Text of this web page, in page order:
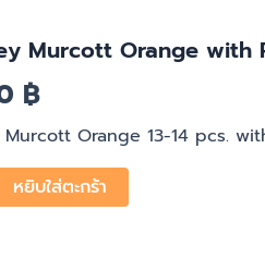
Murcott Orange with
฿
Orange 13-14 pcs.
หยิบใส่ตะกร้า